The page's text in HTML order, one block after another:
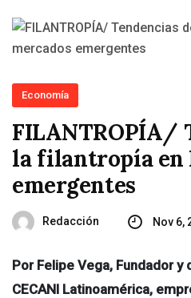
Economía
FILANTROPÍA/
la filantropía en
emergentes
Redacción Nov 6,
Por Felipe Vega, Fundador
CECANI Latinoamérica,